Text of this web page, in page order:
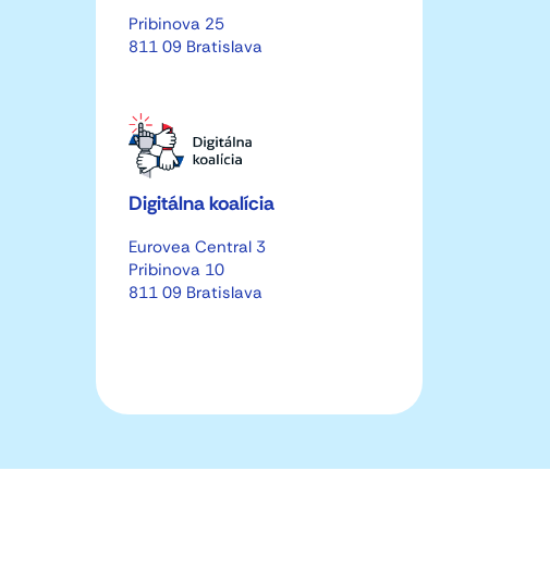
Pribinova 25
811 09 Bratislava
Digitálna koalícia
Eurovea Central 3
Pribinova 10
811 09 Bratislava